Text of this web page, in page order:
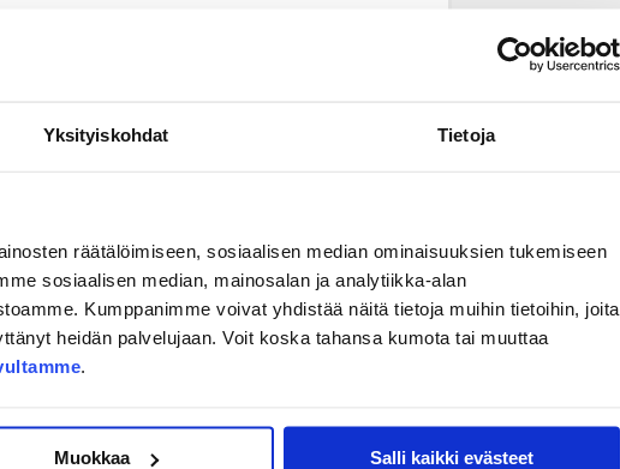
Yksityiskohdat Tietoja
räätälöimiseen, sosiaalisen median ominaisuuksien tukemiseen
sosiaalisen median, mainosalan ja analytiikka-alan
Kumppanimme voivat yhdistää näitä tietoja muihin tietoihin, joita
heidän palvelujaan. Voit koska tahansa kumota tai muuttaa
.
Muokkaa Salli kaikki evästeet